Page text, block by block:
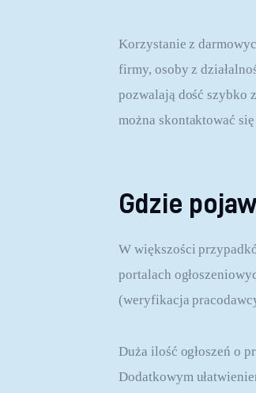
Korzystanie z
firmy, osoby z
pozwalają dość szybko
można skontaktować
Gdzie
W większości
portalach
(weryfikacja
Duża ilość ogłoszeń o
Dodatkowym